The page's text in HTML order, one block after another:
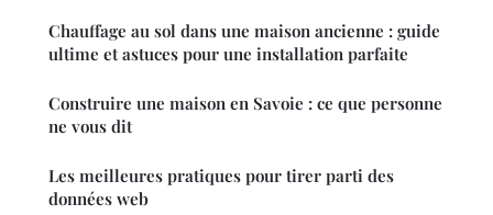
Chauffage au sol dans une maison ancienne : guide
ultime et astuces pour une installation parfaite
Construire une maison en Savoie : ce que personne
ne vous dit
Les meilleures pratiques pour tirer parti des
données web